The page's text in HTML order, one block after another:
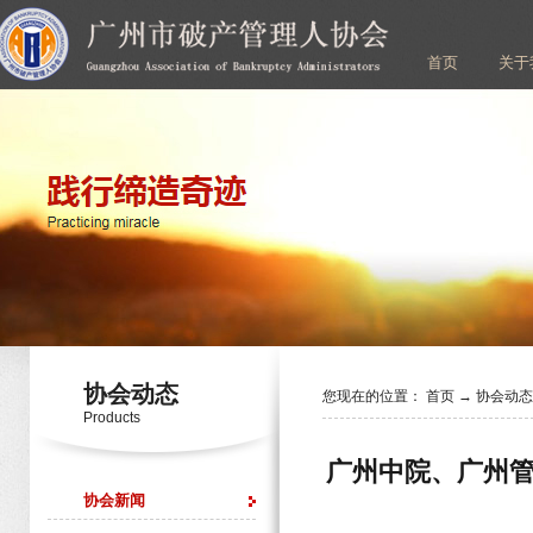
首页 关
协会动态
Products
协会新闻
您现在的位置： 首页 → 协会动态
广州中院、广州